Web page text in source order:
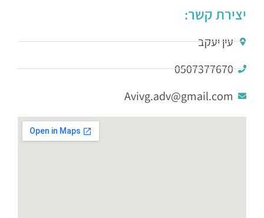
יצירת קשר:
עין יעקב
0507377670
Avivg.adv@gmail.com